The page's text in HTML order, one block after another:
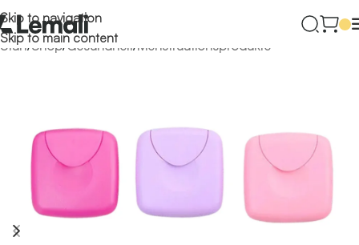
Skip to navigation
Skip to main content
Start/Shop/ Gesundheit/Menstruationsprodukte